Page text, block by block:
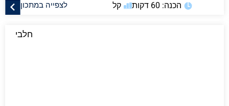
לצפייה במתכון הכנה: 60 דקות קל
חלבי